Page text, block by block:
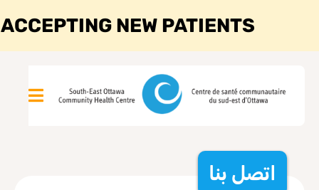
اتصل بنا
NEW PATIENTS